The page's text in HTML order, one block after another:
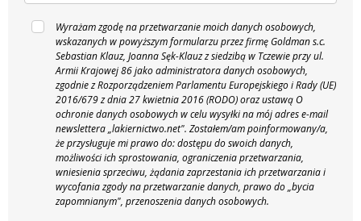
Wyrażam zgodę na przetwarzanie moich danych osobowych,
wskazanych w powyższym formularzu przez firmę Goldman s.c.
Sebastian Klauz, Joanna Sęk-Klauz z siedzibą w Tczewie przy ul.
Armii Krajowej 86 jako administratora danych osobowych,
zgodnie z Rozporządzeniem Parlamentu Europejskiego i Rady (UE)
2016/679 z dnia 27 kwietnia 2016 (RODO) oraz ustawą O
ochronie danych osobowych w celu wysyłki na mój adres e-mail
newslettera „lakiernictwo.net". Zostałem/am poinformowany/a,
że przysługuje mi prawo do: dostępu do swoich danych,
możliwości ich sprostowania, ograniczenia przetwarzania,
wniesienia sprzeciwu, żądania zaprzestania ich przetwarzania i
wycofania zgody na przetwarzanie danych, prawo do „bycia
zapomnianym", przenoszenia danych osobowych.